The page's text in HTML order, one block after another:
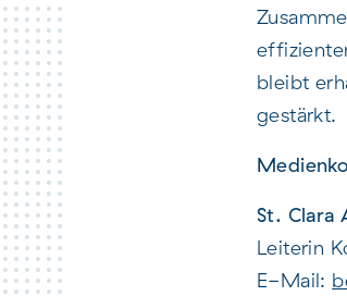
bleibt
gestärkt.
St. Clara
Leiterin
E-Mail: